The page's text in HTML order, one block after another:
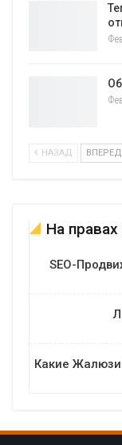
НАЗАД ВПЕРЕД
На
SEO-
Какие